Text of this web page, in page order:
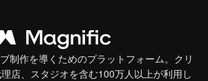
制作を導くためのプラットフォーム。クリ
店、スタジオを含む100万人以上が利用し